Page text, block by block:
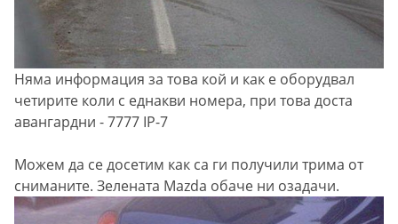
Няма информация за това кой и как е оборудвал
четирите коли с еднакви номера, при това доста
авангардни - 7777 IP-7
Можем да се досетим как са ги получили трима от
сниманите. Зелената Mazda обаче ни озадачи.